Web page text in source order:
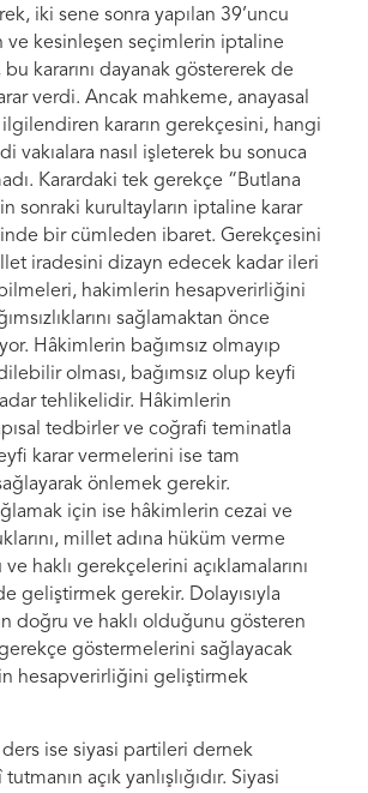
iki sene sonra yapılan 39’uncu
ve kesinleşen seçimlerin iptaline
kararını dayanak göstererek de
verdi. Ancak mahkeme, anayasal
kararın gerekçesini, hangi
vakıalara nasıl işleterek bu sonuca
Karardaki tek gerekçe “Butlana
sonraki kurultayların iptaline karar
bir cümleden ibaret. Gerekçesini
iradesini dizayn edecek kadar ileri
hakimlerin hesapverirliğini
sağlamaktan önce
Hâkimlerin bağımsız olmayıp
olması, bağımsız olup keyfi
tehlikelidir. Hâkimlerin
tedbirler ve coğrafi teminatla
karar vermelerini ise tam
önlemek gerekir.
için ise hâkimlerin cezai ve
millet adına hüküm verme
haklı gerekçelerini açıklamalarını
geliştirmek gerekir. Dolayısıyla
doğru ve haklı olduğunu gösteren
göstermelerini sağlayacak
hesapverirliğini geliştirmek
ise siyasi partileri dernek
açık yanlışlığıdır. Siyasi